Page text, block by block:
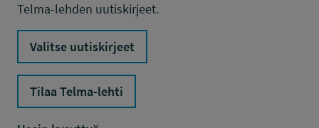
Telma-lehden uutiskirjeet.
Valitse uutiskirjeet
Tilaa Telma-lehti